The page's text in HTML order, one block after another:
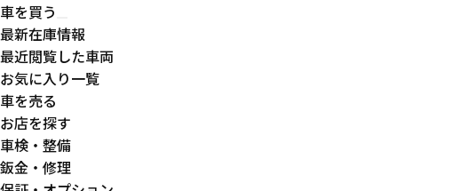
車を買う
最新在庫情報
最近閲覧した車両
お気に入り一覧
車を売る
お店を探す
車検・整備
鈑金・修理